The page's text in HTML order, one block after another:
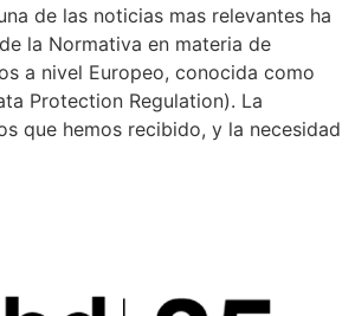
de las noticias mas relevantes ha
la Normativa en materia de
a nivel Europeo, conocida como
Protection Regulation). La
que hemos recibido, y la necesidad